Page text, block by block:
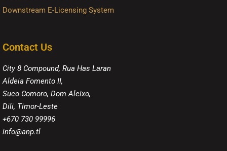
Downstream E-Licensing System
Contact Us
City 8 Compound, Rua Has Laran
Aldeia Fomento II,
Suco Comoro, Dom Aleixo,
Dili, Timor-Leste
+670 730 99996
info@anp.tl